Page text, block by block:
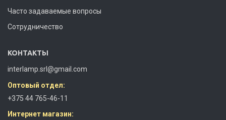
Часто задаваемые вопросы
Сотрудничество
КОНТАКТЫ
interlamp.srl@gmail.com
Оптовый отдел:
+375 44 765-46-11
Интернет магазин: